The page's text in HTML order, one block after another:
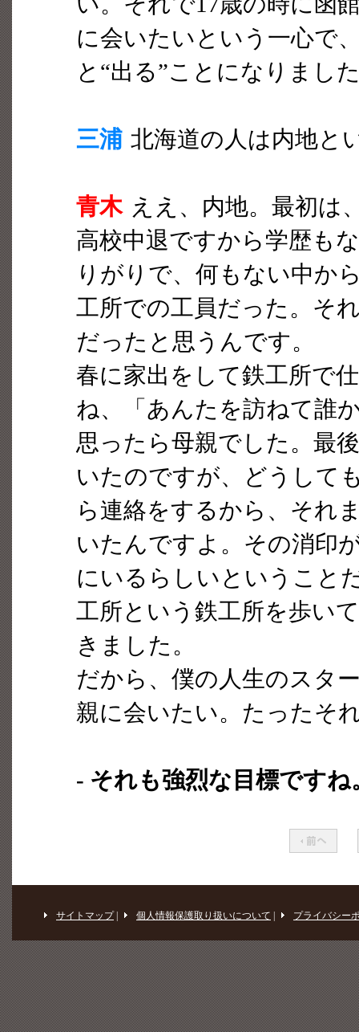
に会いたいという一心で
と“出る”ことになりまし
三浦 北海道の人は内地と
青木 ええ、内地。最初は
高校中退ですから学歴も
りがりで、何もない中か
工所での工員だった。そ
だったと思うんです。
春に家出をして鉄工所で
ね、「あんたを訪ねて誰
思ったら母親でした。最
いたのですが、どうして
ら連絡をするから、それ
いたんですよ。その消印
にいるらしいということ
工所という鉄工所を歩い
きました。
だから、僕の人生のスタ
親に会いたい。たったそ
- それも強烈な目標ですね
サイトマップ| 個人情報保護取り扱いについて プライバシー